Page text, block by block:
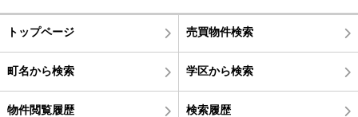
トップページ 売買物件検索
町名から検索 学区から検索
物件閲覧履歴 検索履歴